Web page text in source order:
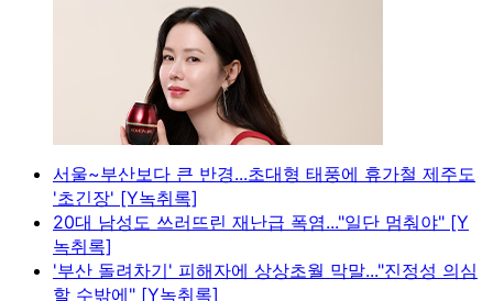
서울~부산보다 큰 반경...초대형 태풍에 휴가철 제주도
'초긴장' [Y녹취록]
20대 남성도 쓰러뜨린 재난급 폭염..."일단 멈춰야" [Y
녹취록]
'부산 돌려차기' 피해자에 상상초월 막말..."진정성 의심
할 수밖에" [Y녹취록]